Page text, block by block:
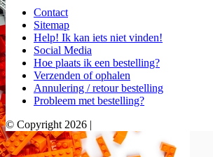
Contact
Sitemap
Help! Ik kan iets niet vinden!
Social Media
Hoe plaats ik een bestelling?
Verzenden of ophalen
Annulering / retour bestelling
Probleem met bestelling?
© Copyright 2026 |